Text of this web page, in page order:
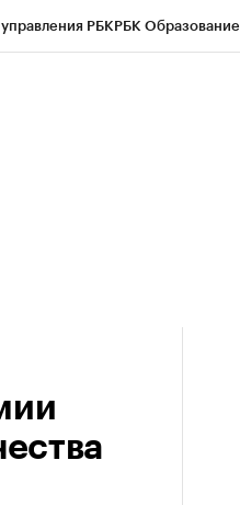
РБКРБК Образование